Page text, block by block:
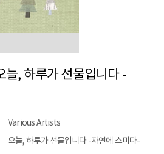
, 하루가 선물입니다 -
Various Artists
오늘, 하루가 선물입니다 -자연에 스미다-